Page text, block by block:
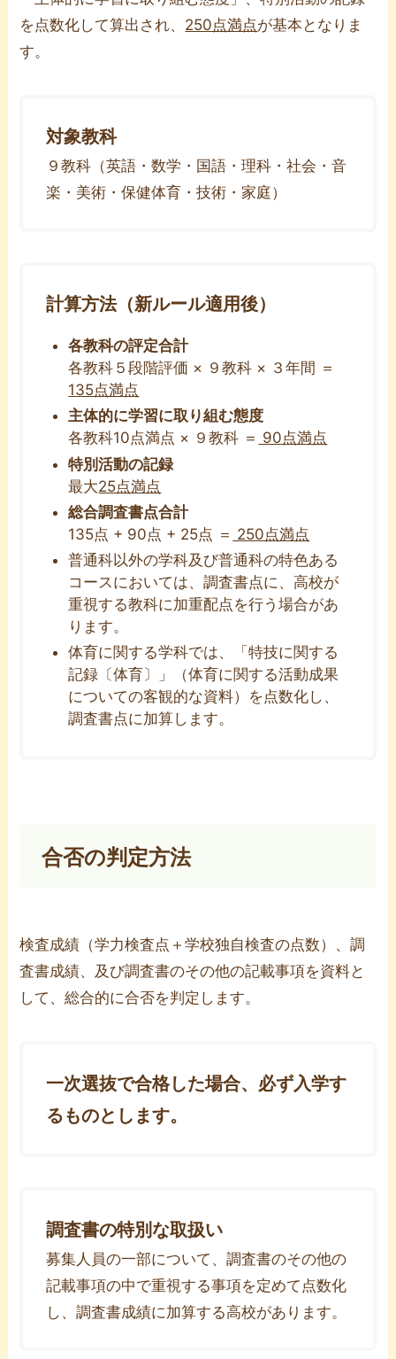
を点数化して算出され、 250点満点が基本となりま
す。
対象教科
９教科（英語・数学・国語・理科・社会・音
楽・美術・保健体育・技術・家庭）
計算方法（新ルール適用後）
各教科の評定合計
各教科５段階評価 × ９教科 × ３年間 ＝
135点満点
主体的に学習に取り組む態度
各教科10点満点 × ９教科 ＝ 90点満点
特別活動の記録
最大25点満点
総合調査書点合計
135点 + 90点 + 25点 ＝ 250点満点
普通科以外の学科及び普通科の特色ある
コースにおいては、調査書点に、高校が
重視する教科に加重配点を行う場合があ
ります。
体育に関する学科では、「特技に関する
記録〔体育〕」（体育に関する活動成果
についての客観的な資料）を点数化し、
調査書点に加算します。
合否の判定方法
検査成績（学力検査点＋学校独自検査の点数）、調
査書成績、及び調査書のその他の記載事項を資料と
して、総合的に合否を判定します。
一次選抜で合格した場合、必ず入学す
るものとします。
調査書の特別な取扱い
募集人員の一部について、調査書のその他の
記載事項の中で重視する事項を定めて点数化
し、調査書成績に加算する高校があります。